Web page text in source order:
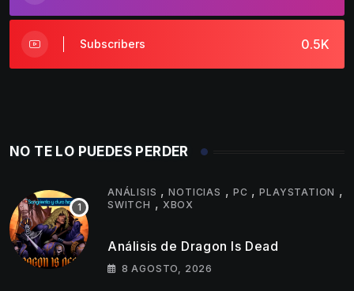
0.5K
Subscribers
NO TE LO PUEDES PERDER
ANÁLISIS ,NOTICIAS , PC ,PLAYSTATION ,
SWITCH , XBOX
Análisis de Dragon Is Dead
8 AGOSTO, 2026